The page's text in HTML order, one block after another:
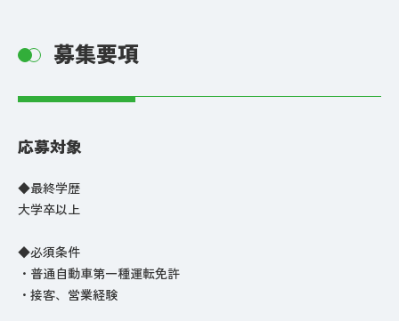
募集要項
応募対象
◆最終学歴
大学卒以上
◆必須条件
・普通自動車第一種運転免許
・接客、営業経験